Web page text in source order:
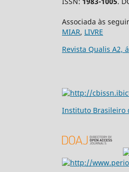
Associada às
MIAR, LIVRE
Revista Qualis A2,
Instituto Brasileiro